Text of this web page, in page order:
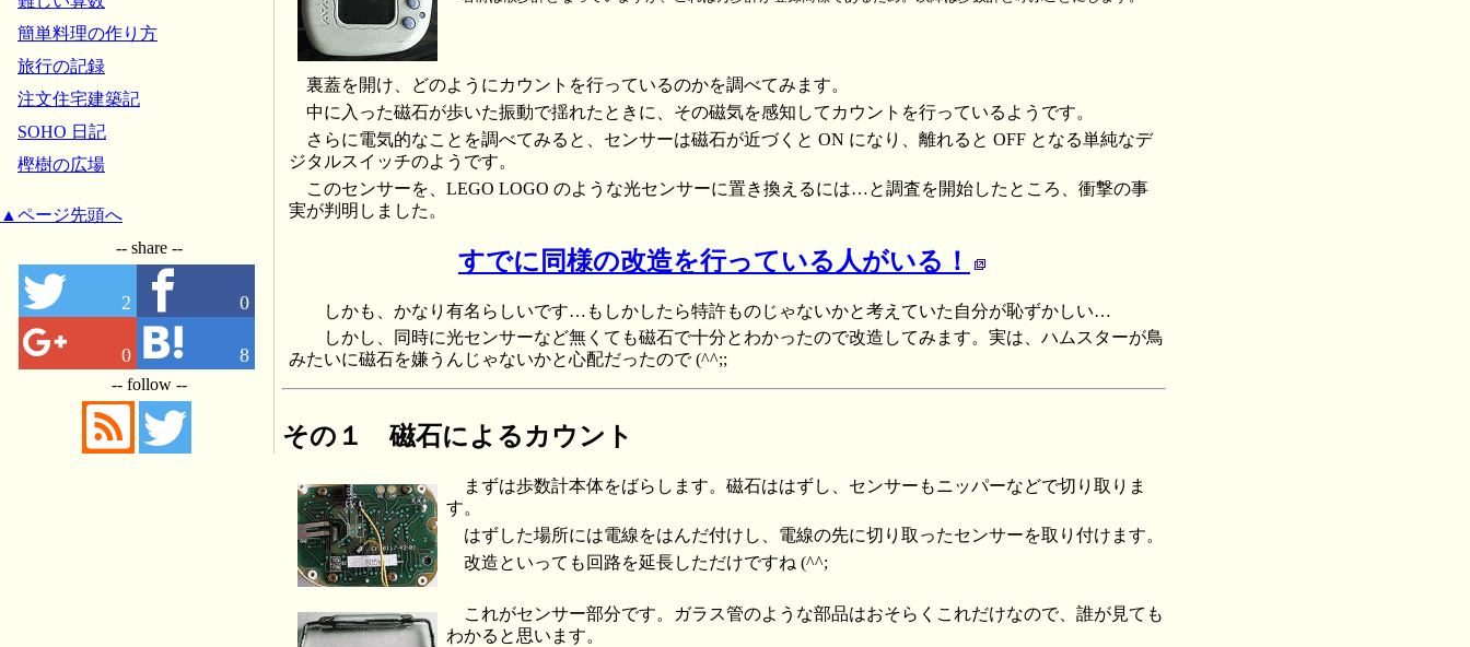
裏蓋を開け、どのようにカウントを行っているのかを調べてみます。
中に入った磁石が歩いた振動で揺れたときに、その磁気を感知してカウントを行っているようです。
さらに電気的なことを調べてみると、センサーは磁石が近づくと ON になり、離れると OFF となる単純なデ
ジタルスイッチのようです。
このセンサーを、LEGO LOGO のような光センサーに置き換えるには…と調査を開始したところ、衝撃の事
実が判明しました。
すでに同様の改造を行っている人がいる！
しかも、かなり有名らしいです…もしかしたら特許ものじゃないかと考えていた自分が恥ずかしい…
しかし、同時に光センサーなど無くても磁石で十分とわかったので改造してみます。実は、ハムスターが鳥
みたいに磁石を嫌うんじゃないかと心配だったので (^^;;
その１ 磁石によるカウント
まずは歩数計本体をばらします。磁石ははずし、センサーもニッパーなどで切り取りま
す。
はずした場所には電線をはんだ付けし、電線の先に切り取ったセンサーを取り付けます。
改造といっても回路を延長しただけですね (^^;
これがセンサー部分です。ガラス管のような部品はおそらくこれだけなので、誰が見ても
わかると思います。
簡単料理の作り方
旅行の記録
注文住宅建築記
SOHO 日記
樫樹の広場
▲ページ先頭へ
-- share --
2 0
0 8
-- follow --